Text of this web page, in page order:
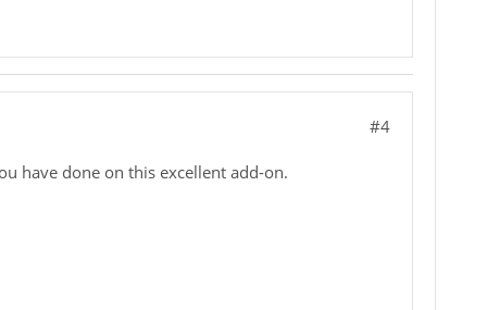
#4
have done on this excellent add-on.